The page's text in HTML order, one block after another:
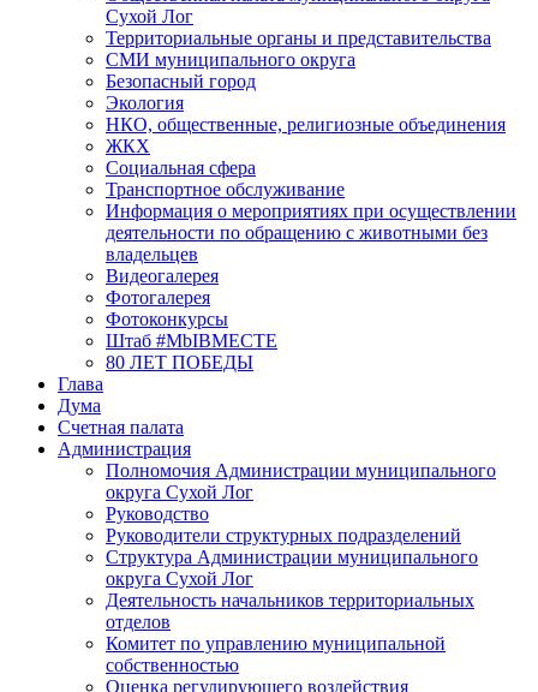
Сухой Лог
Территориальные органы и представительства
СМИ муниципального округа
Безопасный город
Экология
НКО, общественные, религиозные объединения
ЖКХ
Социальная сфера
Транспортное обслуживание
Информация о мероприятиях при осуществлении
деятельности по обращению с животными без
владельцев
Видеогалерея
Фотогалерея
Фотоконкурсы
Штаб #MbIBMECTE
80 ЛЕТ ПОБЕДЫ
Глава
Дума
Счетная палата
Администрация
Полномочия Администрации муниципального
округа Сухой Лог
Руководство
Руководители структурных подразделений
Структура Администрации муниципального
округа Сухой Лог
Деятельность начальников территориальных
отделов
Комитет по управлению муниципальной
собственностью
Оценка регулирующего воздействия